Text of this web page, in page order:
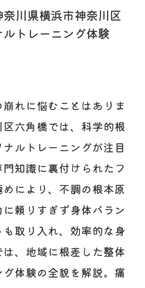
川県横浜市神奈川区
トレーニング体験
れに悩むことはありま
六角橋では、科学的根
ルトレーニングが注目
知識に裏付けられたフ
により、不調の根本原
頼りすぎず身体バラン
取り入れ、効率的な身
、地域に根差した整体
体験の全貌を解説。痛